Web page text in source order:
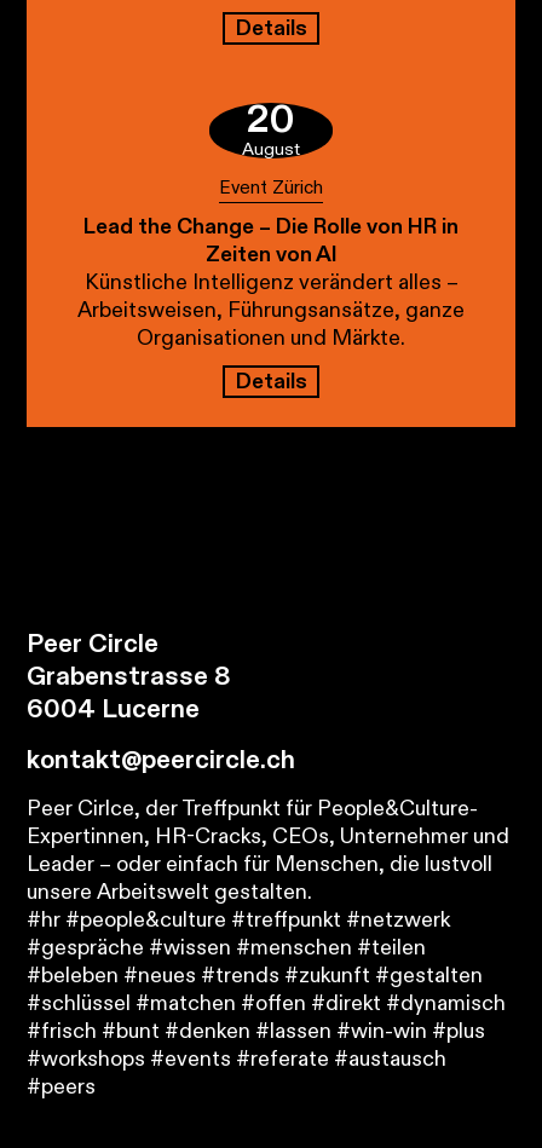
Details
20
August
Event Zürich
Lead the Change – Die Rolle von HR in
Zeiten von AI
Künstliche Intelligenz verändert alles –
Arbeitsweisen, Führungsansätze, ganze
Organisationen und Märkte.
Details
Peer Circle
Grabenstrasse 8
6004 Lucerne
kontakt@peercircle.ch
Peer Cirlce, der Treffpunkt für People&Culture-
Expertinnen, HR-Cracks, CEOs, Unternehmer und
Leader – oder einfach für Menschen, die lustvoll
unsere Arbeitswelt gestalten.
#hr #people&culture #treffpunkt #netzwerk
#gespräche #wissen #menschen #teilen
#beleben #neues #trends #zukunft #gestalten
#schlüssel #matchen #offen #direkt #dynamisch
#frisch #bunt #denken #lassen #win-win #plus
#workshops #events #referate #austausch
#peers